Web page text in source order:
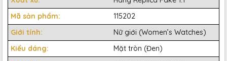
Mã sản phẩm:
115202
Giới tính:
Nữ giới (Women’s Watches)
Kiểu dáng:
Mặt tròn (Đen)